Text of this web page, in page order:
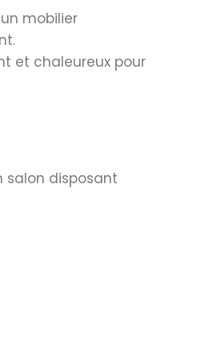
mobilier
et chaleureux pour
salon disposant